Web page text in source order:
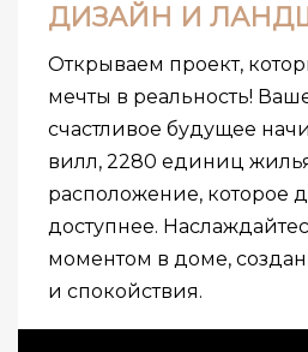
ДИЗАЙН И
Открываем проект,
мечты в реальность!
счастливое будущее
вилл, 2280 единиц
расположение, которое
доступнее.
моментом в доме,
и спокойствия.